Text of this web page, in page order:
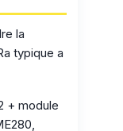
la
typique a
+ module